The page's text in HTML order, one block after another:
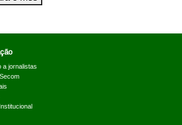
a jornalistas